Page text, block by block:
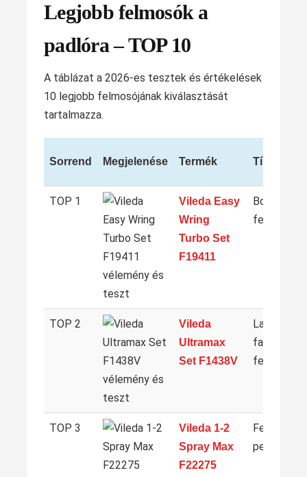
Legjobb felmosók a
padlóra – TOP 10
A táblázat a 2026-es tesztek és értékelések
10 legjobb felmosójának kiválasztását
tartalmazza.
Sorrend Megjelenése Termék Típus
TOP 1
Vileda Easy
Wring
Turbo Set
F19411
Bojtos,
felmosó
TOP 2
Vileda
Ultramax
Set F1438V
Lapos,
facsaró
felmosó
TOP 3
Vileda 1-2
Spray Max
F22275
Felmosó